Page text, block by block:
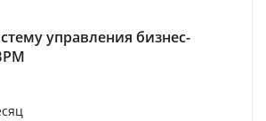
управления бизнес-